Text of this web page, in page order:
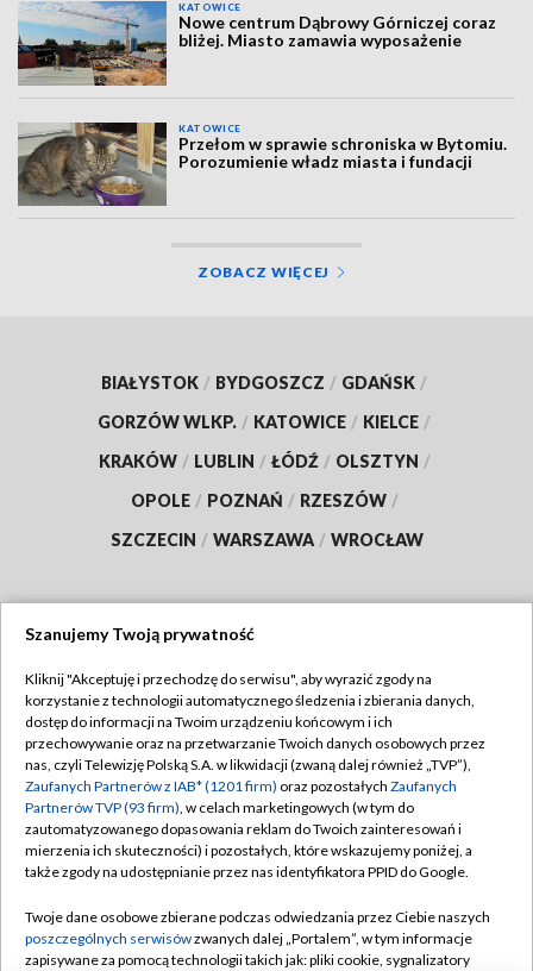
KATOWICE
Nowe centrum Dąbrowy Górniczej coraz
bliżej. Miasto zamawia wyposażenie
KATOWICE
Przełom w sprawie schroniska w Bytomiu.
Porozumienie władz miasta i fundacji
ZOBACZ WIĘCEJ
BIAŁYSTOK / BYDGOSZCZ / GDAŃSK /
GORZÓW WLKP. / KATOWICE / KIELCE /
KRAKÓW / LUBLIN / ŁÓDŹ / OLSZTYN /
OPOLE / POZNAŃ / RZESZÓW /
SZCZECIN / WARSZAWA / WROCŁAW
TVP
Abonament TVP
Emisja w TVP
Centrum informacji TVP
Naziemna Telewizja Cyfrowa
Rada Programowa
Regulamin TVP
Polityka prywatności
Moje zgody
Pomoc
Kontakt
Szanujemy Twoją prywatność
Kliknij "Akceptuję i przechodzę do serwisu", aby wyrazić zgody na
korzystanie z technologii automatycznego śledzenia i zbierania danych,
dostęp do informacji na Twoim urządzeniu końcowym i ich
przechowywanie oraz na przetwarzanie Twoich danych osobowych przez
nas, czyli Telewizję Polską S.A. w likwidacji (zwaną dalej również „TVP”),
Zaufanych Partnerów z IAB* (1201 firm) oraz pozostałych Zaufanych
Partnerów TVP (93 firm), w celach marketingowych (w tym do
zautomatyzowanego dopasowania reklam do Twoich zainteresowań i
mierzenia ich skuteczności) i pozostałych, które wskazujemy poniżej, a
także zgody na udostępnianie przez nas identyfikatora PPID do Google.
Twoje dane osobowe zbierane podczas odwiedzania przez Ciebie naszych
poszczególnych serwisówzwanych dalej „Portalem”, w tym informacje
zapisywane za pomocą technologii takich jak: pliki cookie, sygnalizatory